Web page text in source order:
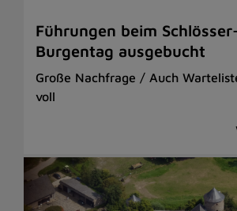
Führungen beim
Burgentag ausgebucht
Große Nachfrage / Auch
voll